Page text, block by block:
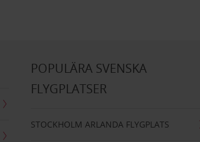
POPULÄRA SVENSKA
FLYGPLATSER
STOCKHOLM ARLANDA FLYGPLATS